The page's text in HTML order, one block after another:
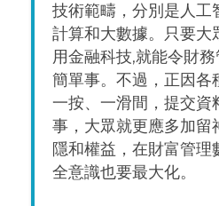
技術範疇，分別是人工
計算和大數據。只要大
用金融科技,就能令財
簡單事。不過，正因各
一按、一滑間，提交資
事，大眾就更應多加留
隱和權益，在財富管理
全意識也要最大化。